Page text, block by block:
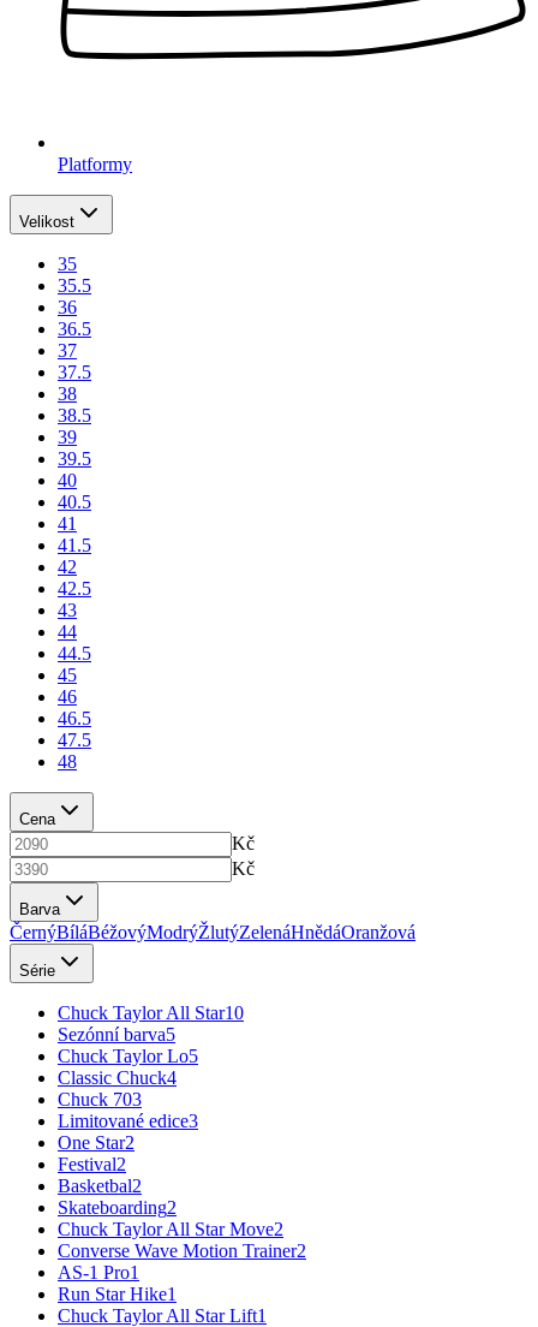
Platformy
Velikost
35
35.5
36
36.5
37
37.5
38
38.5
39
39.5
40
40.5
41
41.5
42
42.5
43
44
44.5
45
46
46.5
47.5
48
Cena
Kč
Kč
Barva
ČernýBíláBéžovýModrýŽlutýZelenáHnědáOranžová
Série
Chuck Taylor All Star10
Sezónní barva5
Chuck Taylor Lo5
Classic Chuck4
Chuck 703
Limitované edice3
One Star2
Festival2
Basketbal2
Skateboarding2
Chuck Taylor All Star Move2
Converse Wave Motion Trainer2
AS-1 Pro1
Run Star Hike1
Chuck Taylor All Star Lift1